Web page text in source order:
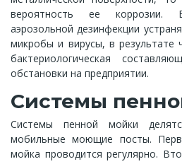
вероятность ее коррозии.
аэрозольной дезинфекции
микробы и вирусы, в результате
бактериологическая
обстановки на предприятии.
Системы
Системы пенной мойки
мобильные моющие посты.
мойка проводится регулярно.